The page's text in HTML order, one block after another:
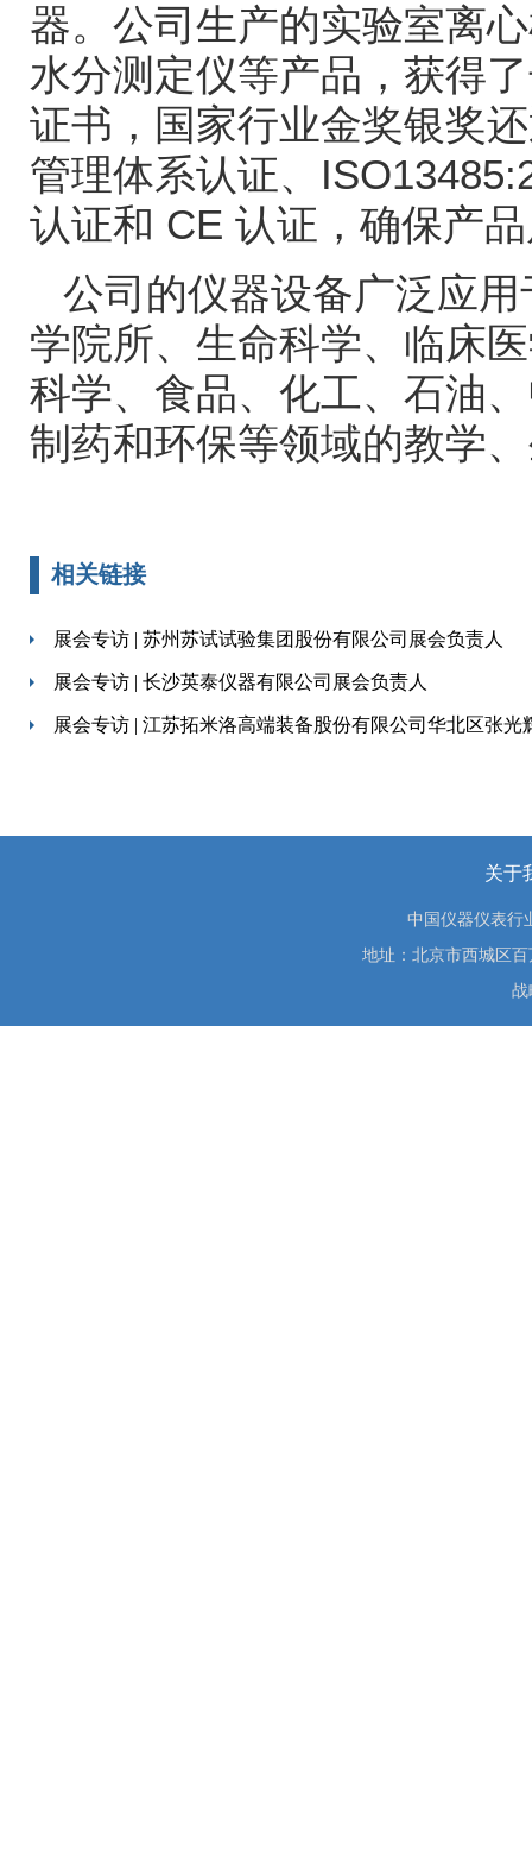
器。公司生产的实验室离
水分测定仪等产品，获得
证书，国家行业金奖银奖
管理体系认证、
认证和 CE 认证，确保产
公司的仪器设备广泛应
学院所、生命科学、临床
科学、食品、化工、石油
制药和环保等领域的教学
相关链接
展会专访 | 苏州苏试试验集团股份有限公司展会负责人
展会专访 | 长沙英泰仪器有限公司展会负责人
展会专访 | 江苏拓米洛高端装备股份有限公司华北区张光
关于
中国仪器仪表
地址：北京市西城区
战